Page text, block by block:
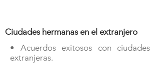
Ciudades hermanas en el extranjero
• Acuerdos exitosos con ciudades
extranjeras.